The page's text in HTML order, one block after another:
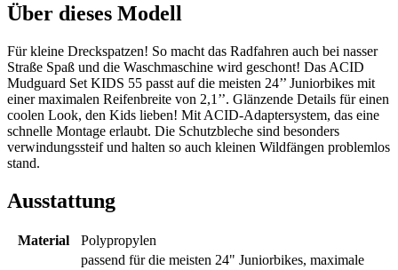
Über dieses Modell
Für kleine Dreckspatzen! So macht das Radfahren auch bei nasser
Straße Spaß und die Waschmaschine wird geschont! Das ACID
Mudguard Set KIDS 55 passt auf die meisten 24’’ Juniorbikes mit
einer maximalen Reifenbreite von 2,1’’. Glänzende Details für einen
coolen Look, den Kids lieben! Mit ACID-Adaptersystem, das eine
schnelle Montage erlaubt. Die Schutzbleche sind besonders
verwindungssteif und halten so auch kleinen Wildfängen problemlos
stand.
Ausstattung
Material Polypropylen
passend für die meisten 24" Juniorbikes, maximale